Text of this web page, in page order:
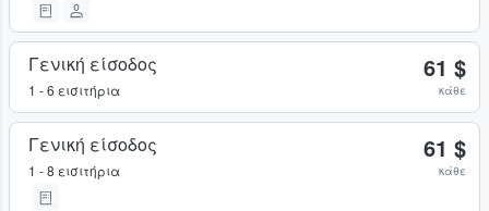
Γενική είσοδος
1 - 6 εισιτήρια
61 $
κάθε
Γενική είσοδος
1 - 8 εισιτήρια
61 $
κάθε